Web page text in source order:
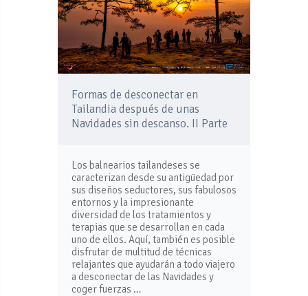
Formas de desconectar en
Tailandia después de unas
Navidades sin descanso. II Parte
Los balnearios tailandeses se
caracterizan desde su antigüedad por
sus diseños seductores, sus fabulosos
entornos y la impresionante
diversidad de los tratamientos y
terapias que se desarrollan en cada
uno de ellos. Aquí, también es posible
disfrutar de multitud de técnicas
relajantes que ayudarán a todo viajero
a desconectar de las Navidades y
coger fuerzas …